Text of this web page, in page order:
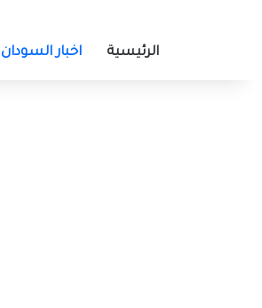
الرئيسية اخبار السودان